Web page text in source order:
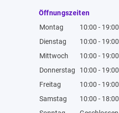
Öffnungszeiten
Montag
10:00 - 19:00
Dienstag
10:00 - 19:00
Mittwoch
10:00 - 19:00
Donnerstag
10:00 - 19:00
Freitag
10:00 - 19:00
Samstag
10:00 - 18:00